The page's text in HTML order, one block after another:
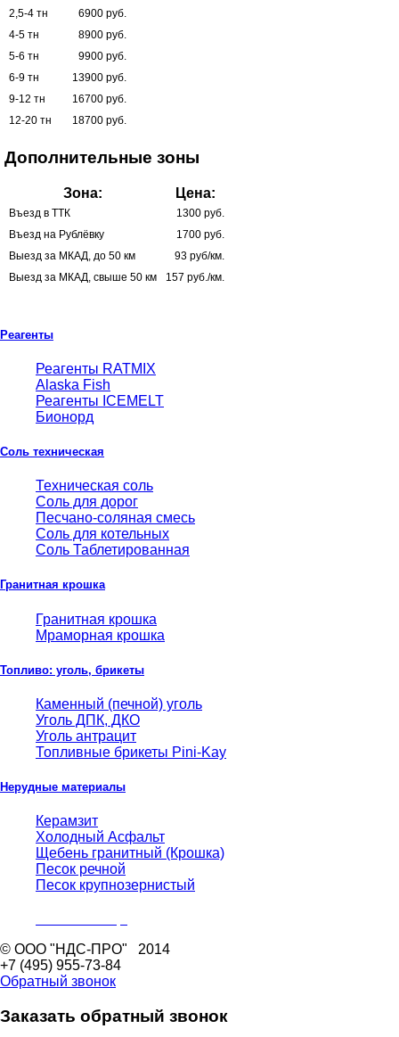
2,5-4 тн
6900 руб.
4-5 тн
8900 руб.
5-6 тн
9900 руб.
6-9 тн
13900 руб.
9-12 тн
16700 руб.
12-20 тн
18700 руб.
Дополнительные зоны
Зона: Цена:
Въезд в ТТК
1300 руб.
Въезд на Рублёвку
1700 руб.
Выезд за МКАД, до 50 км
93 руб/км.
Выезд за МКАД, свыше 50 км
157 руб./км.
Реагенты
Реагенты RATMIX
Alaska Fish
Реагенты ICEMELT
Бионорд
Соль техническая
Техническая соль
Соль для дорог
Песчано-соляная смесь
Соль для котельных
Соль Таблетированная
Гранитная крошка
Гранитная крошка
Мраморная крошка
Топливо: уголь, брикеты
Каменный (печной) уголь
Уголь ДПК, ДКО
Уголь антрацит
Топливные брикеты Pini-Kay
Нерудные материалы
Керамзит
Холодный Асфальт
Щебень гранитный (Крошка)
Песок речной
Песок крупнозернистый
© ООО "НДС-ПРО"
2014
+7 (495) 955-73-84
Обратный звонок
Заказать обратный звонок